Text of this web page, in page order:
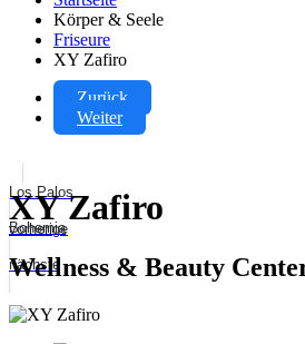
Körper & Seele
Friseure
XY Zafiro
Zurück
Weiter
Los Palos
vorherige
Bohemia
nächste
XY Zafiro
Wellness & Beauty